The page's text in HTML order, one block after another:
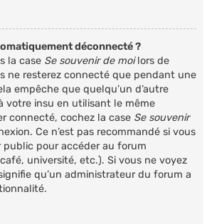
déconnecté ?
la case Se souvenir de moilors de
ne resterez connecté que pendant une
empêche que quelqu’un d’autre
votre insu en utilisant le même
connecté, cochez la case Se souvenir
Ce n’est pas recommandé si vous
pour accéder au forum
université, etc.). Si vous ne voyez
qu’un administrateur du forum a